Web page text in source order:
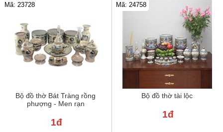
Bộ đồ thờ Bát Tràng rồng
phượng - Men rạn
Mã: 23728
1đ
Bộ đồ thờ tài lộc
Mã: 24758
1đ